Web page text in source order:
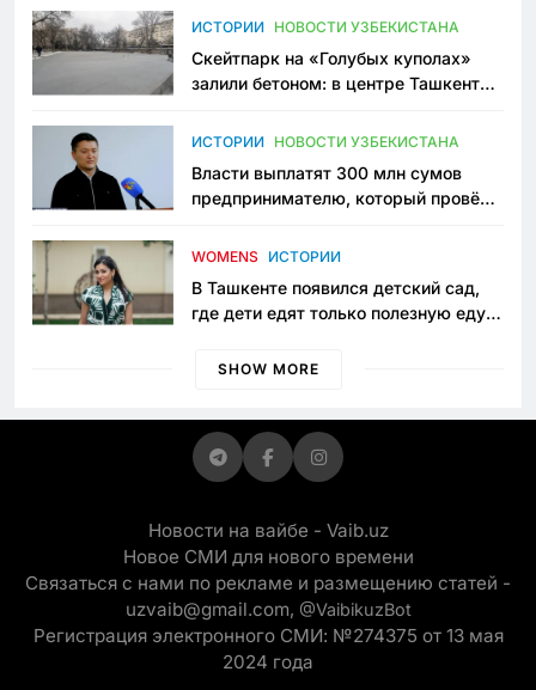
Узбекистане
ИСТОРИИ НОВОСТИ УЗБЕКИСТАНА
Скейтпарк на «Голубых куполах»
залили бетоном: в центре Ташкента
пространство
ИСТОРИИ НОВОСТИ УЗБЕКИСТАНА
Власти выплатят 300 млн сумов
предпринимателю, который провёл
приговору
WOMENS ИСТОРИИ
В Ташкенте появился детский сад,
где дети едят только полезную еду.
просить «кашу без сахара»
SHOW MORE
Новости на вайбе - Vaib.uz
Новое СМИ для нового времени
Связаться с нами по рекламе и размещению статей -
uzvaib@gmail.com, @VaibikuzBot
Регистрация электронного СМИ: №274375 от 13 мая
2024 года